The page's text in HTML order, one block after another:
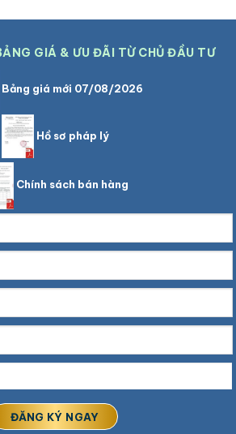
GIÁ & ƯU ĐÃI TỪ CHỦ ĐẦU TƯ
Bảng giá mới 07/08/2026
Hồ sơ pháp lý
Chính sách bán hàng